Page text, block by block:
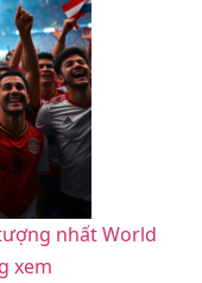
nhất World
xem